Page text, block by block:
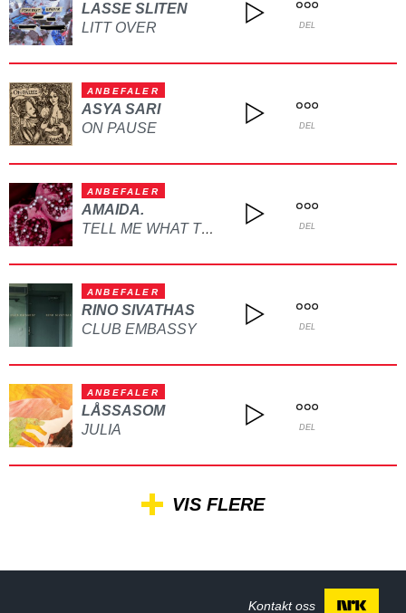
LASSE SLITEN
LITT OVER
DEL
ANBEFALER
ASYA SARI
ON PAUSE
DEL
ANBEFALER
AMAIDA.
TELL ME WHAT TO DO DEL
ANBEFALER
RINO SIVATHAS
CLUB EMBASSY
DEL
ANBEFALER
LÅSSASOM
JULIA
DEL
VIS FLERE
Kontakt oss